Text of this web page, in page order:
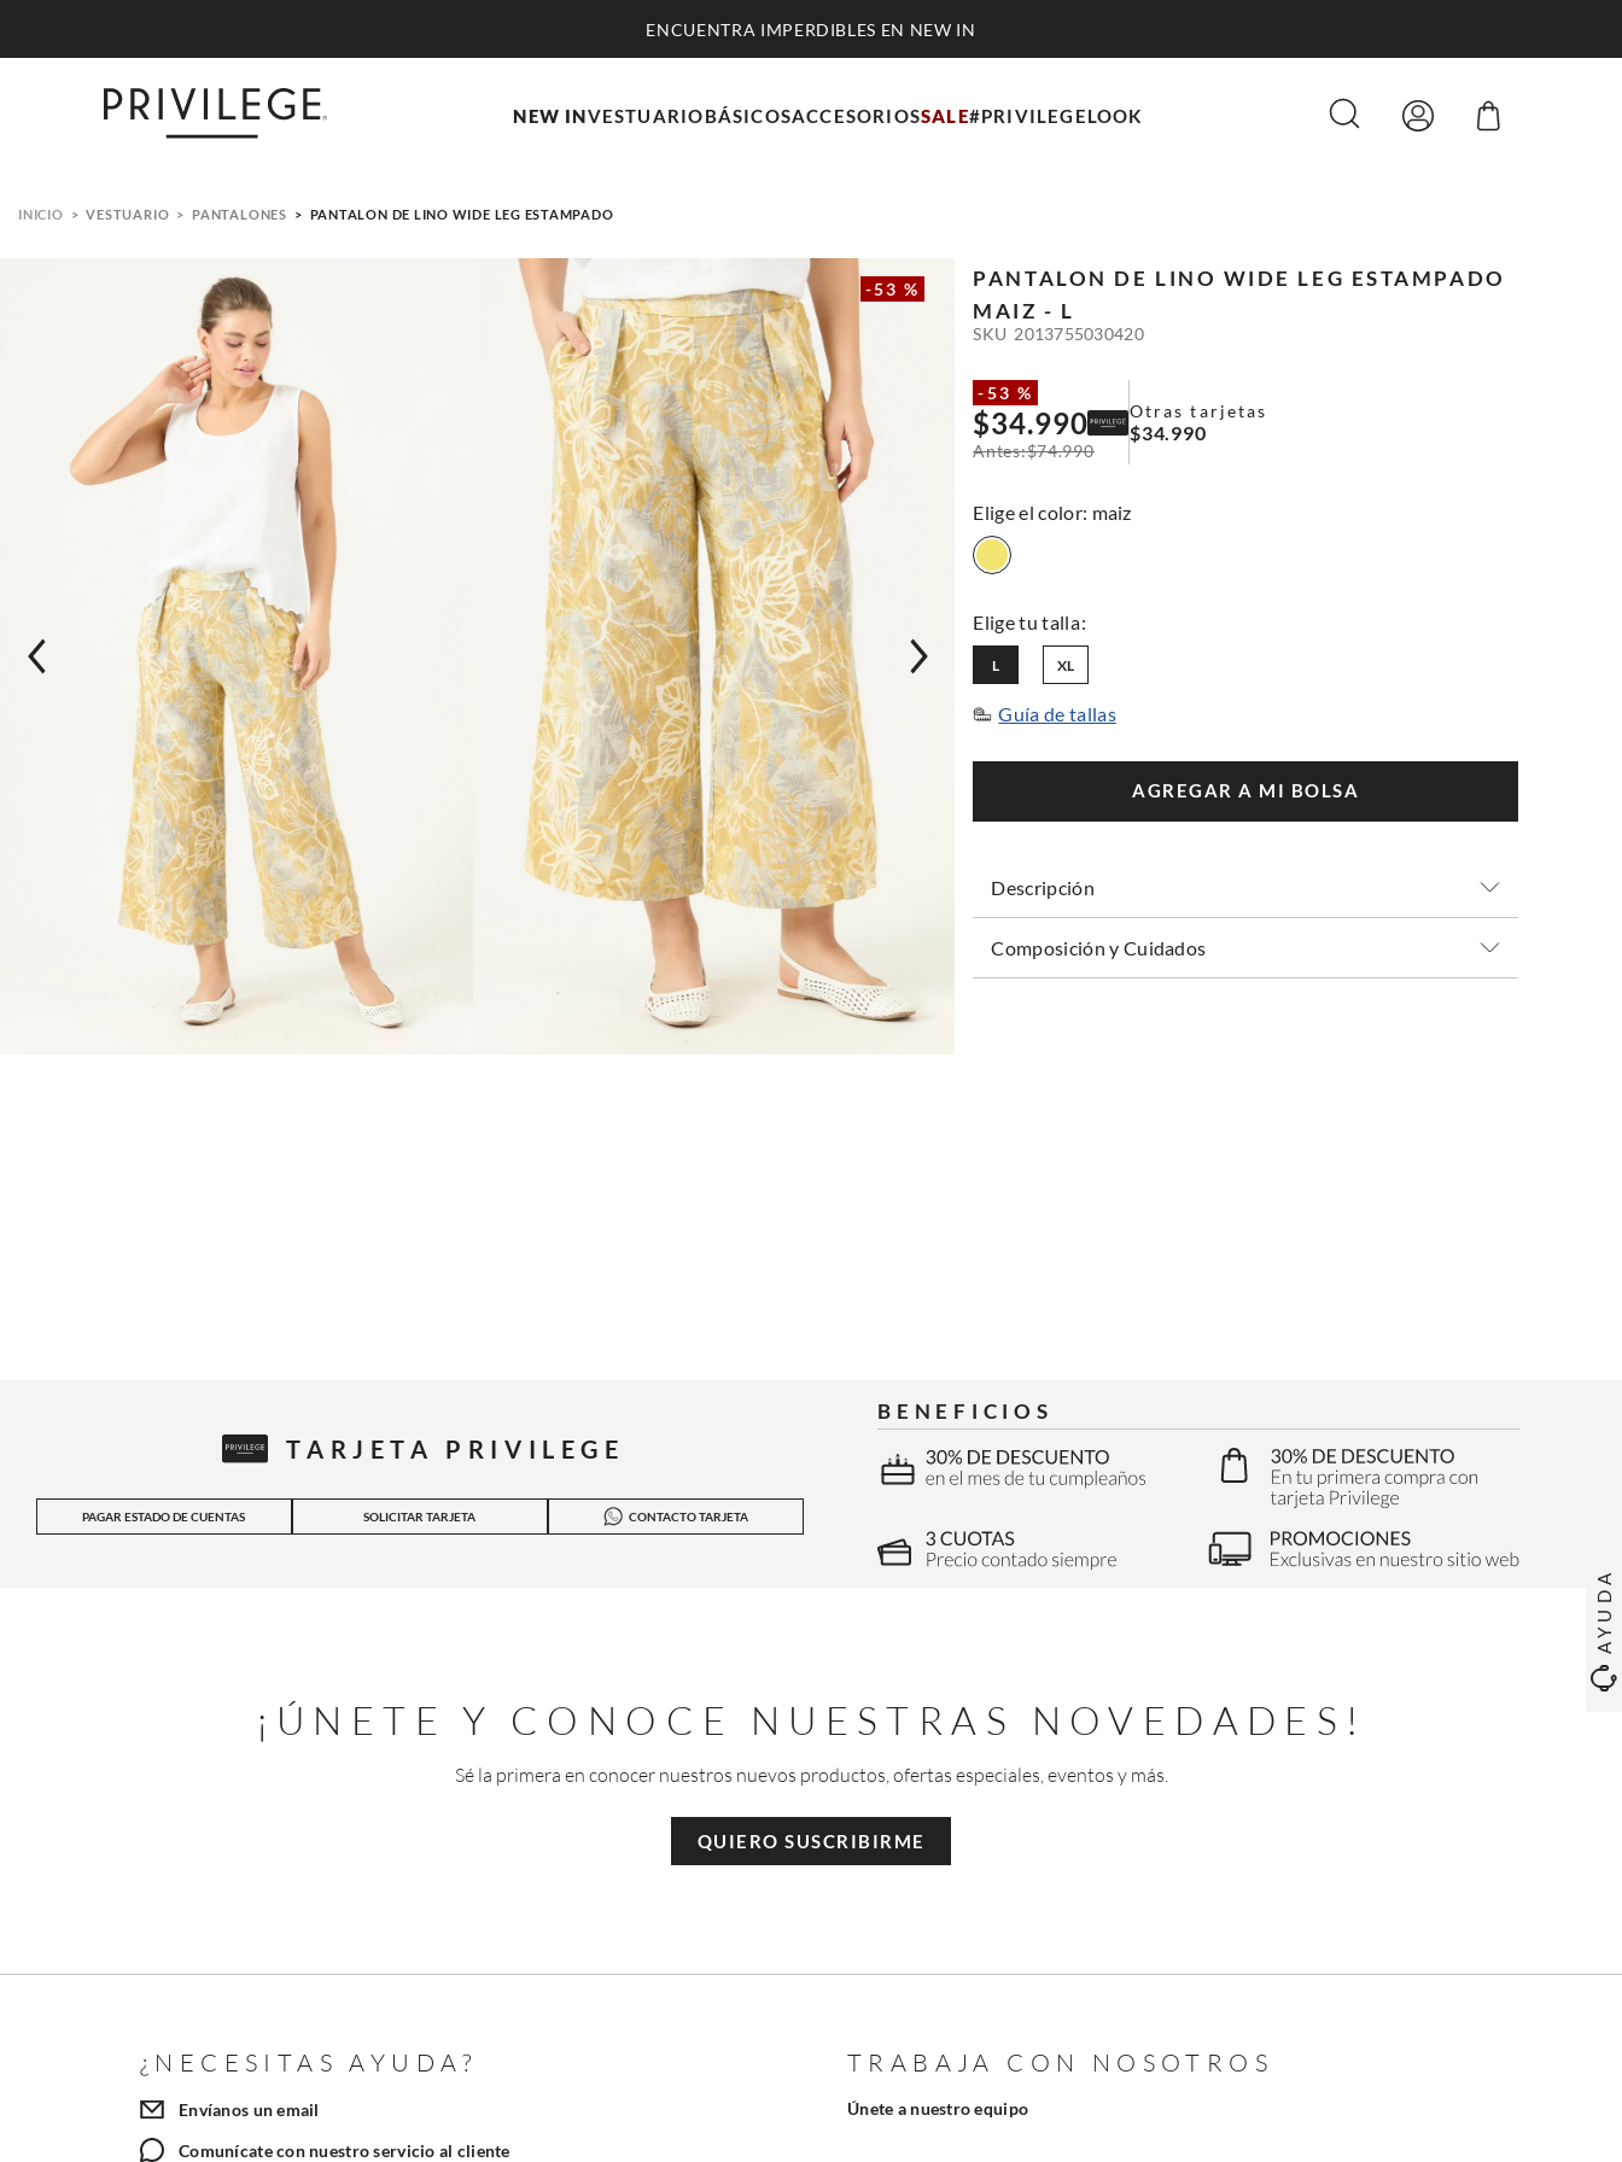
AYUDA
ENCUENTRA IMPERDIBLES EN NEW IN
NEW INVESTUARIOBÁSICOSACCESORIOSSALE#PRIVILEGELOOK
VESTUARIO PANTALONES PANTALON DE LINO WIDE LEG ESTAMPADO
-53 %
PANTALON DE LINO WIDE LEG ESTAMPADO
MAIZ - L
SKU 2013755030420
-53 %
$34.990
$74.990
Otras tarjetas
$34.990
: maiz
L XL
Guía de tallas
AGREGAR A MI BOLSA
Descripción
Composición y Cuidados
TARJETA PRIVILEGE
PAGAR ESTADO DE CUENTAS SOLICITAR TARJETA CONTACTO TARJETA
BENEFICIOS
¡ÚNETE Y CONOCE NUESTRAS NOVEDADES!
Sé la primera en conocer nuestros nuevos productos, ofertas especiales, eventos y más.
QUIERO SUSCRIBIRME
¿NECESITAS AYUDA?
Envíanos un email
Comunícate con nuestro servicio al cliente
TRABAJA CON NOSOTROS
Únete a nuestro equipo